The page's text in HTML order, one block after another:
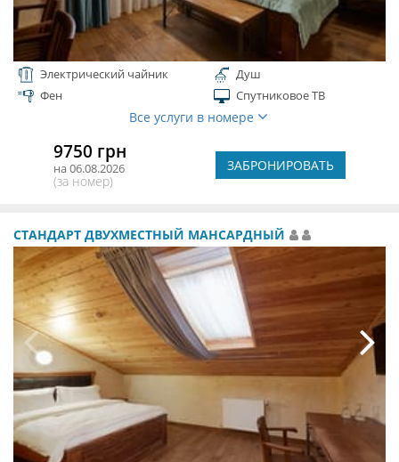
Электрический чайник
Душ
Фен
Спутниковое ТВ
Все услуги в номере
9750 грн
на 06.08.2026
(за номер)
ЗАБРОНИРОВАТЬ
СТАНДАРТ ДВУХМЕСТНЫЙ МАНСАРДНЫЙ